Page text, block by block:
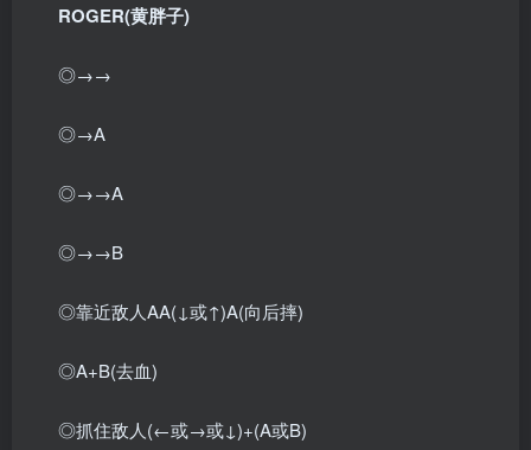
ROGER(黄胖子)
◎→→
◎→A
◎→→A
◎→→B
◎靠近敌人AA(↓或↑)A(向后摔)
◎A+B(去血)
◎抓住敌人(←或→或↓)+(A或B)